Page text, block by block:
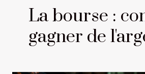
La bourse :
gagner de